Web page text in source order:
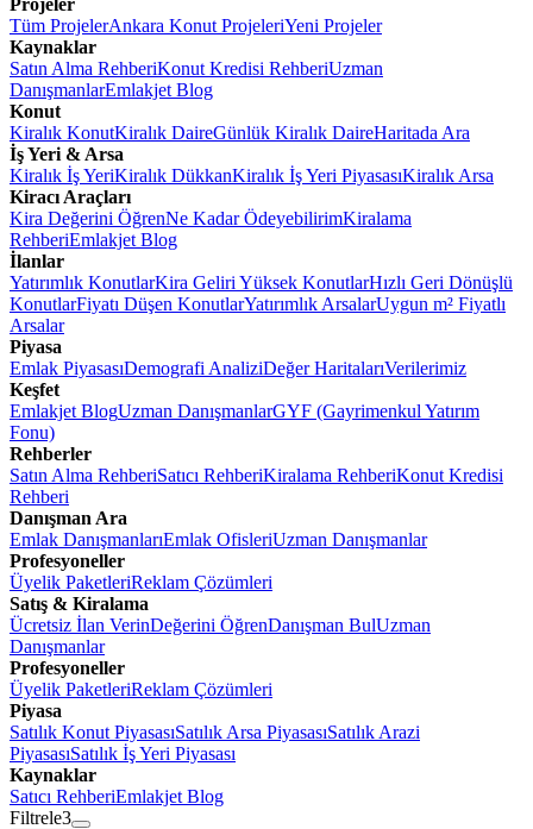
Projeler
Tüm ProjelerAnkara Konut ProjeleriYeni Projeler
Kaynaklar
Satın Alma RehberiKonut Kredisi RehberiUzman
DanışmanlarEmlakjet Blog
Konut
Kiralık KonutKiralık DaireGünlük Kiralık DaireHaritada Ara
İş Yeri & Arsa
Kiralık İş YeriKiralık DükkanKiralık İş Yeri PiyasasıKiralık Arsa
Kiracı Araçları
Kira Değerini ÖğrenNe Kadar ÖdeyebilirimKiralama
RehberiEmlakjet Blog
İlanlar
Yatırımlık KonutlarKira Geliri Yüksek KonutlarHızlı Geri Dönüşlü
KonutlarFiyatı Düşen KonutlarYatırımlık ArsalarUygun m² Fiyatlı
Arsalar
Piyasa
Emlak PiyasasıDemografi AnaliziDeğer HaritalarıVerilerimiz
Keşfet
Emlakjet BlogUzman DanışmanlarGYF (Gayrimenkul Yatırım
Fonu)
Rehberler
Satın Alma RehberiSatıcı RehberiKiralama RehberiKonut Kredisi
Rehberi
Danışman Ara
Emlak DanışmanlarıEmlak OfisleriUzman Danışmanlar
Profesyoneller
Üyelik PaketleriReklam Çözümleri
Satış & Kiralama
Ücretsiz İlan VerinDeğerini ÖğrenDanışman BulUzman
Danışmanlar
Profesyoneller
Üyelik PaketleriReklam Çözümleri
Piyasa
Satılık Konut PiyasasıSatılık Arsa PiyasasıSatılık Arazi
PiyasasıSatılık İş Yeri Piyasası
Kaynaklar
Satıcı RehberiEmlakjet Blog
Filtrele3